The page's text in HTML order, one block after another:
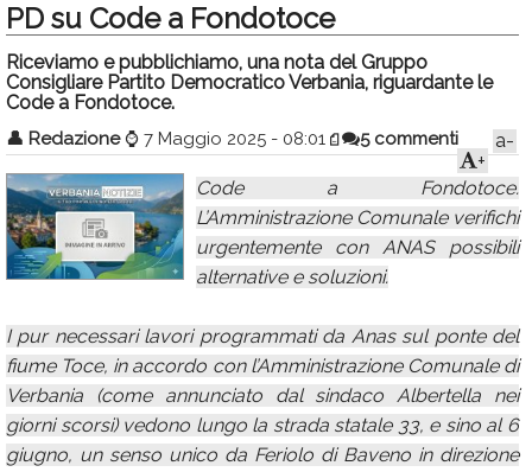
Politica
Sport
Eventi
Info Utili
Rubriche
Calendario
PD su Code a Fondotoce
Riceviamo e pubblichiamo, una nota del Gruppo
Consigliare Partito Democratico Verbania, riguardante le
Code a Fondotoce.
👤 Redazione ⌚ 7 Maggio 2025 - 08:01 5 commenti
a-
+
Code a Fondotoce.
L’Amministrazione Comunale verifichi
urgentemente con ANAS possibili
alternative e soluzioni.
I pur necessari lavori programmati da Anas sul ponte del
fiume Toce, in accordo con l’Amministrazione Comunale di
Verbania (come annunciato dal sindaco Albertella nei
giorni scorsi) vedono lungo la strada statale 33, e sino al 6
giugno, un senso unico da Feriolo di Baveno in direzione